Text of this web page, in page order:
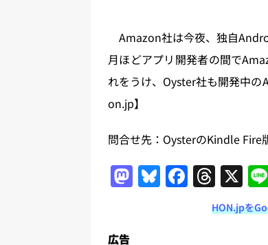
Amazon社は今夜、独自
月ほどアプリ開発者の間で
れをうけ、Oyster社も開発中
on.jp】
問合せ先：OysterのKindle Fire
M
a
Bl
u
F
a
T
h
re
X
HON.jpを
広告